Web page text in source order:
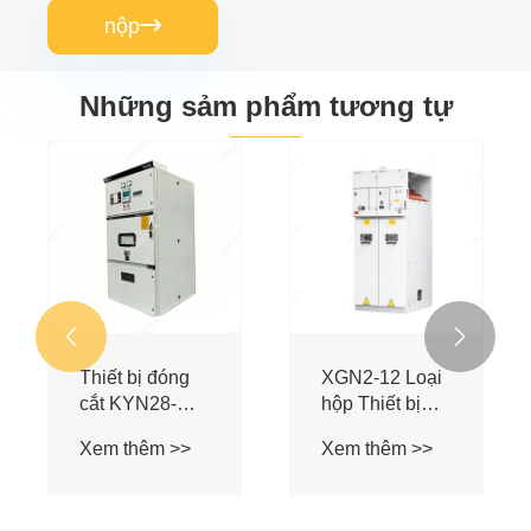
nộp
Những sảm phẩm tương tự
Thiết bị đóng
cắt bọc kim loại
AC mở bọc
thép KYN61-
40.5
Xem thêm >>
Thiết bị chính
dạng chuông
 